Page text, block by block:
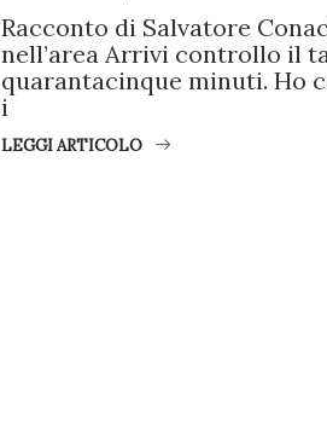
Racconto di Salvatore
nell’area Arrivi controllo il
quarantacinque minuti. Ho
i
LEGGI ARTICOLO